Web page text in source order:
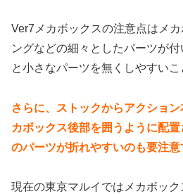
Ver7メカボックスの注意点はメ
ングなどの細々としたパーツが
と小さなパーツを無くしやすいこ
さらに、ストックからアクショ
カボックス後部を囲うように配
のパーツが折れやすいのも要注意
現在の東京マルイではメカボッ